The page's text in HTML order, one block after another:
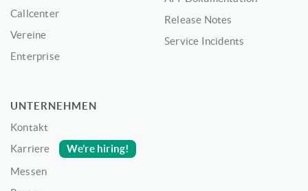
Callcenter
Vereine
Enterprise
Release Notes
Service Incidents
UNTERNEHMEN
Kontakt
Karriere
We’re hiring!
Messen